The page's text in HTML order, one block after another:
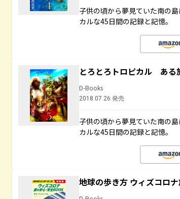
子供の頃から夢見ていた南の
カルな45日間の記録と記憶。
とろとろトロピカル あ
D-Books
2018.07.26 発売
子供の頃から夢見ていた南の
カルな45日間の記録と記憶。
地球の歩き方 ウィズコロ